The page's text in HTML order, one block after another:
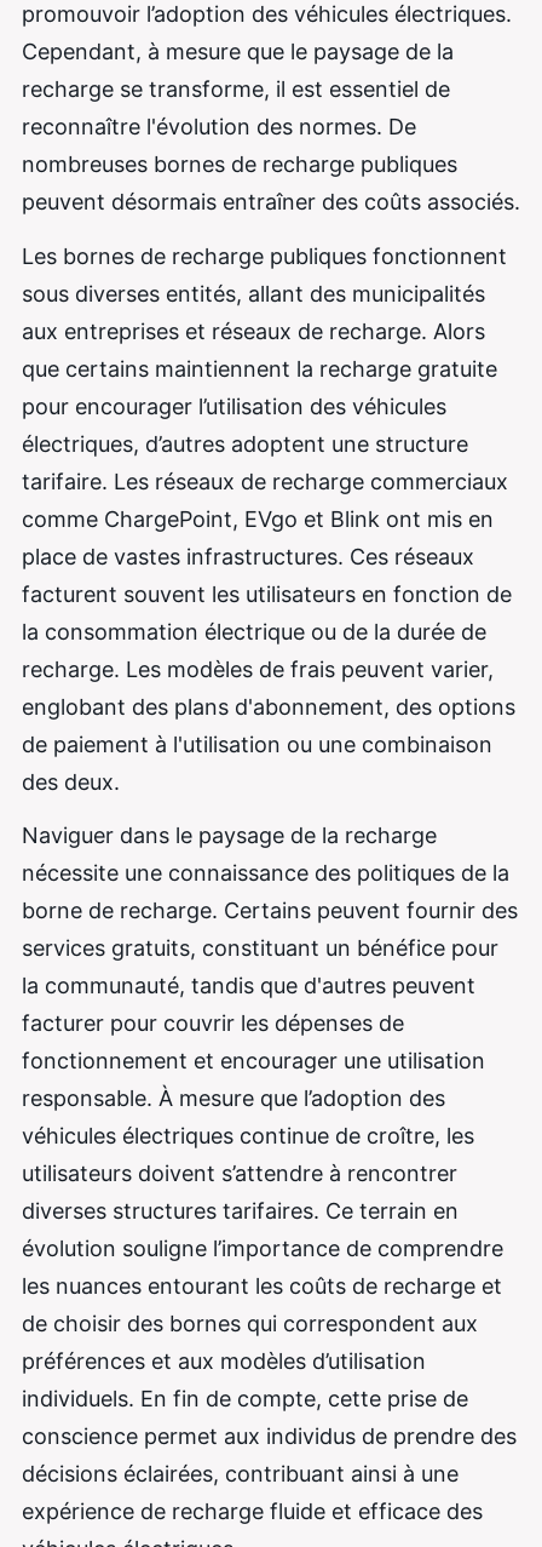
promouvoir l’adoption des véhicules électriques.
Cependant, à mesure que le paysage de la
recharge se transforme, il est essentiel de
reconnaître l'évolution des normes. De
nombreuses bornes de recharge publiques
peuvent désormais entraîner des coûts associés.
Les bornes de recharge publiques fonctionnent
sous diverses entités, allant des municipalités
aux entreprises et réseaux de recharge. Alors
que certains maintiennent la recharge gratuite
pour encourager l’utilisation des véhicules
électriques, d’autres adoptent une structure
tarifaire. Les réseaux de recharge commerciaux
comme ChargePoint, EVgo et Blink ont ​​mis en
place de vastes infrastructures. Ces réseaux
facturent souvent les utilisateurs en fonction de
la consommation électrique ou de la durée de
recharge. Les modèles de frais peuvent varier,
englobant des plans d'abonnement, des options
de paiement à l'utilisation ou une combinaison
des deux.
Naviguer dans le paysage de la recharge
nécessite une connaissance des politiques de la
borne de recharge. Certains peuvent fournir des
services gratuits, constituant un bénéfice pour
la communauté, tandis que d'autres peuvent
facturer pour couvrir les dépenses de
fonctionnement et encourager une utilisation
responsable. À mesure que l’adoption des
véhicules électriques continue de croître, les
utilisateurs doivent s’attendre à rencontrer
diverses structures tarifaires. Ce terrain en
évolution souligne l’importance de comprendre
les nuances entourant les coûts de recharge et
de choisir des bornes qui correspondent aux
préférences et aux modèles d’utilisation
individuels. En fin de compte, cette prise de
conscience permet aux individus de prendre des
décisions éclairées, contribuant ainsi à une
expérience de recharge fluide et efficace des